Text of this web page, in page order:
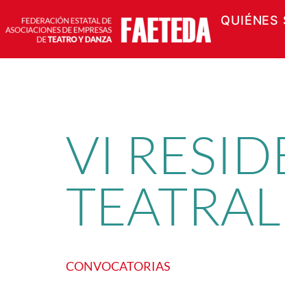
QUIÉNES
Saltar
VI
CONVOCATORIAS